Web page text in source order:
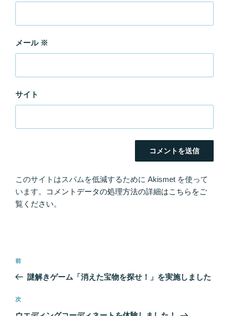
メール ※
サイト
このサイトはスパムを低減するために Akismet を使って
います。
コメントデータの処理方法の詳細はこちらをご
覧ください。
投
ビ
ゲ
前
の
稿
前
謎解きゲーム「消えた宝物を探せ！」を実施しました
次
の
次